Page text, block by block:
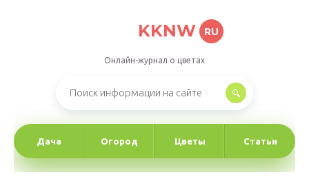
KKNW RU
Онлайн-журнал о цветах
Дача Огород Цветы Статьи